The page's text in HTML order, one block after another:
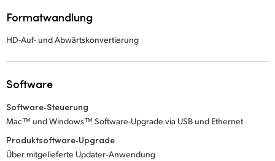
Formatwandlung
HD-Auf- und Abwärtskonvertierung
Software
Software‑Steuerung
Mac™ und Windows™ Software-Upgrade via USB und Ethernet
Produktsoftware‑Upgrade
Über mitgelieferte Updater‑Anwendung